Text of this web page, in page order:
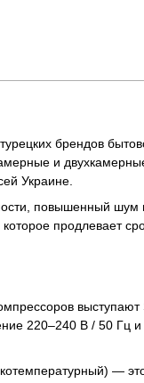
брендов
и
Украине.
повышенный шум
продлевает
220–240 В / 50 Гц
—